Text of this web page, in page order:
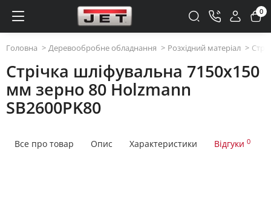
0
Головна Деревообробне обладнання Розхідний матеріал
Стрічка шліфувальна 7150x150
мм зерно 80 Holzmann
SB2600PK80
Все про товар Опис Характеристики Відгуки 0